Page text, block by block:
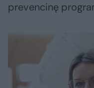
prevencinę